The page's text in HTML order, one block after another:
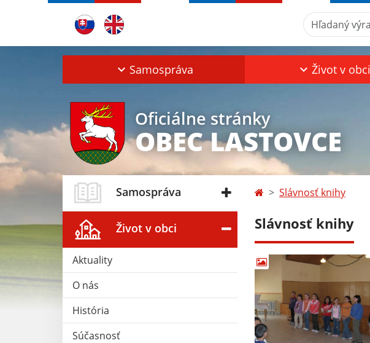
Hľadaný výraz...
Samospráva Život v obci
Oficiálne stránky
OBEC LASTOVCE
Samospráva
Život v obci
Aktuality
O nás
História
Súčasnosť
Slávnosť knihy
Slávnosť knihy